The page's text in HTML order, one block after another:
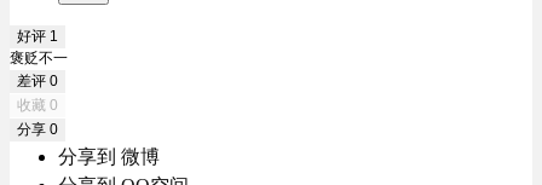
好评 1
褒贬不一
差评 0
收藏 0
分享 0
分享到 微博